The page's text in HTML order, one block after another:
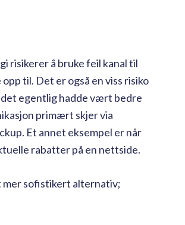
risikerer å bruke feil kanal til
til. Det er også en viss risiko
det egentlig hadde vært bedre
primært skjer via
Et annet eksempel er når
rabatter på en nettside.
mer sofistikert alternativ;